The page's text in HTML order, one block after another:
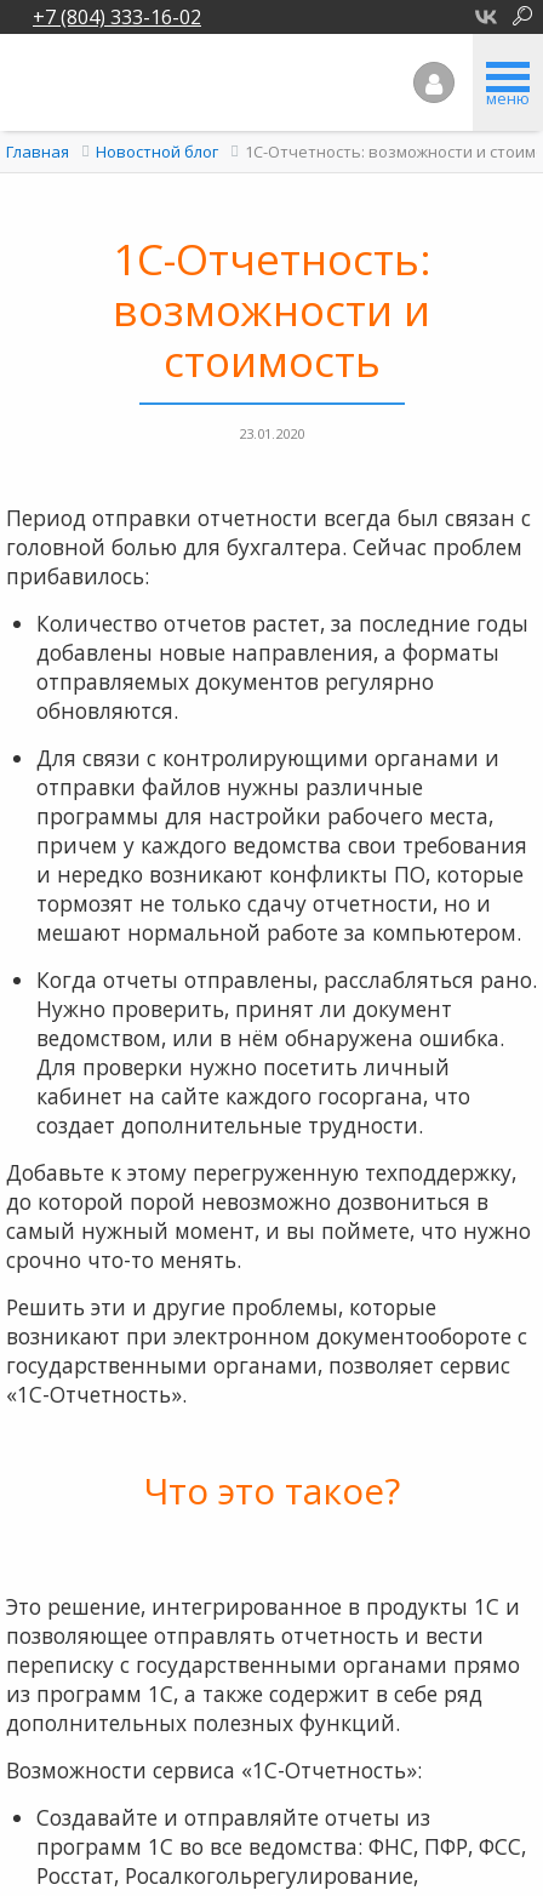
+7 (804) 333-16-02
меню
Главная Новостной блог 1С-Отчетность: возможности и
1С-Отчетность:
возможности и
стоимость
23.01.2020
Период отправки отчетности всегда был связан с
головной болью для бухгалтера. Сейчас проблем
прибавилось:
Количество отчетов растет, за последние годы
добавлены новые направления, а форматы
отправляемых документов регулярно
обновляются.
Для связи с контролирующими органами и
отправки файлов нужны различные
программы для настройки рабочего места,
причем у каждого ведомства свои требования
и нередко возникают конфликты ПО, которые
тормозят не только сдачу отчетности, но и
мешают нормальной работе за компьютером.
Когда отчеты отправлены, расслабляться рано.
Нужно проверить, принят ли документ
ведомством, или в нём обнаружена ошибка.
Для проверки нужно посетить личный
кабинет на сайте каждого госоргана, что
создает дополнительные трудности.
Добавьте к этому перегруженную техподдержку,
до которой порой невозможно дозвониться в
самый нужный момент, и вы поймете, что нужно
срочно что-то менять.
Решить эти и другие проблемы, которые
возникают при электронном документообороте с
государственными органами, позволяет сервис
«1С-Отчетность».
Что это такое?
Это решение, интегрированное в продукты 1С и
позволяющее отправлять отчетность и вести
переписку с государственными органами прямо
из программ 1С, а также содержит в себе ряд
дополнительных полезных функций.
Возможности сервиса «1С-Отчетность»:
Создавайте и отправляйте отчеты из
программ 1С во все ведомства: ФНС, ПФР, ФСС,
Росстат, Росалкогольрегулирование,